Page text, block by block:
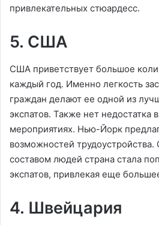
привлекательных стюардесс.
5. США
США приветствует большое
каждый год. Именно легкость
граждан делают ее одной из
экспатов. Также нет недостатка
мероприятиях. Нью-Йорк
возможностей
составом людей страна стала
экспатов, привлекая еще
4. Швейцария